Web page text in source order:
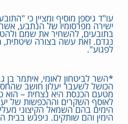
עו"ד גיספן מוסיף ומציין כי
ישירה מפרסומיו של הנתבע,
בתובעים, להשחיר את שמם
נגדם. זאת עשה בצורה שיטתית,
לפגוע".
*השר לביטחון לאומי, איתמר
הכושל לשעבר יעלון חושב
מטעם הכנסת היא נצחית – הוא
לאוסף השקרים וההכפשות של
הימים בהם השמאל הקיצוני
הימין והם שותקים. ניפגש